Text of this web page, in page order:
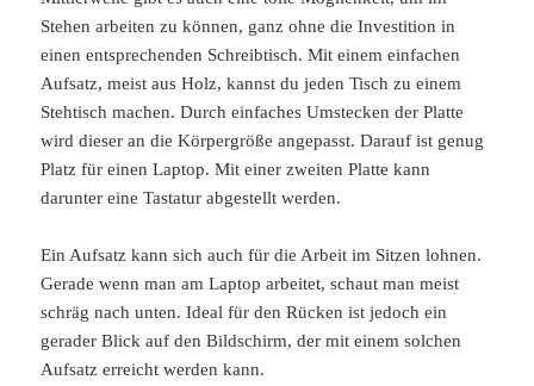
Stehen arbeiten zu können, ganz ohne die Investition in
einen entsprechenden Schreibtisch. Mit einem einfachen
Aufsatz, meist aus Holz, kannst du jeden Tisch zu einem
Stehtisch machen. Durch einfaches Umstecken der Platte
wird dieser an die Körpergröße angepasst. Darauf ist genug
Platz für einen Laptop. Mit einer zweiten Platte kann
darunter eine Tastatur abgestellt werden.
Ein Aufsatz kann sich auch für die Arbeit im Sitzen lohnen.
Gerade wenn man am Laptop arbeitet, schaut man meist
schräg nach unten. Ideal für den Rücken ist jedoch ein
gerader Blick auf den Bildschirm, der mit einem solchen
Aufsatz erreicht werden kann.